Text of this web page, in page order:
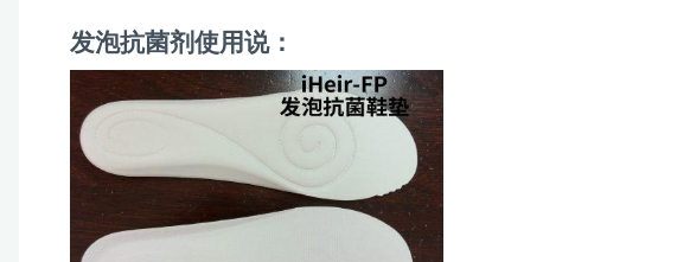
发泡抗菌剂使用说：